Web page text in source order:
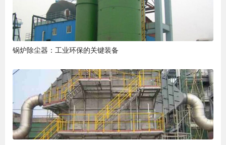
锅炉除尘器：工业环保的关键装备